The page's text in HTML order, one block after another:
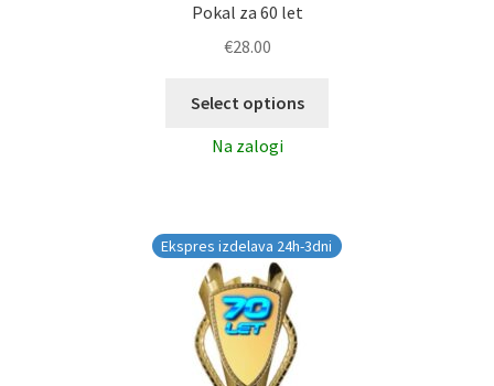
Pokal za 60 let
€28.00
Select options
Na zalogi
Ekspres izdelava 24h-3dni